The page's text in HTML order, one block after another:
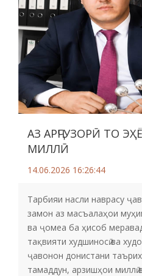
АЗ АРҶГУЗОРӢ ТО
МИЛЛӢ
14.06.2026 16:26:44
Тарбияи насли наврасу
замон аз масъалаҳои
ва ҷомеа ба ҳисоб
тақвияти худшиносӣ ва
ҷавонон донистани
тамаддун, арзишҳои миллӣ